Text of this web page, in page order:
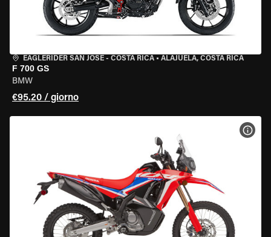
EAGLERIDER SAN JOSE - COSTA RICA • ALAJUELA, COSTA RICA
F 700 GS
BMW
€95.20 / giorno